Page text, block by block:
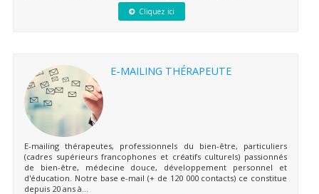
Cliquez ici
E-MAILING THÉRAPEUTE
E-mailing thérapeutes, professionnels du bien-être, particuliers
(cadres supérieurs francophones et créatifs culturels) passionnés
de bien-être, médecine douce, développement personnel et
d'éducation. Notre base e-mail (+ de 120 000 contacts) ce constitue
depuis 20 ans à...